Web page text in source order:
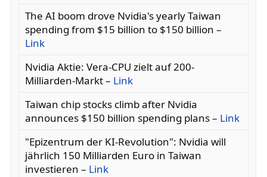
The AI boom drove Nvidia's yearly Taiwan
spending from $15 billion to $150 billion –
Link
Nvidia Aktie: Vera-CPU zielt auf 200-
Milliarden-Markt – Link
Taiwan chip stocks climb after Nvidia
announces $150 billion spending plans – Link
"Epizentrum der KI-Revolution": Nvidia will
jährlich 150 Milliarden Euro in Taiwan
investieren – Link